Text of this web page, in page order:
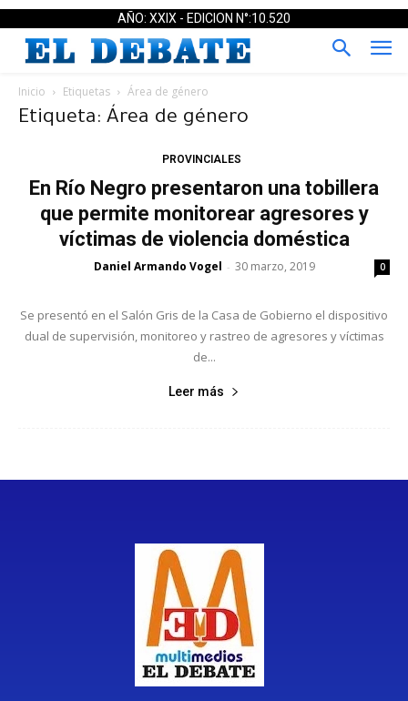
AÑO: XXIX - EDICION N°:10.520
Inicio Etiquetas Área de género
Etiqueta: Área de género
PROVINCIALES
En Río Negro presentaron una tobillera
que permite monitorear agresores y
víctimas de violencia doméstica
Daniel Armando Vogel - 30 marzo, 2019 0
Se presentó en el Salón Gris de la Casa de Gobierno el dispositivo
dual de supervisión, monitoreo y rastreo de agresores y víctimas
de...
Leer más